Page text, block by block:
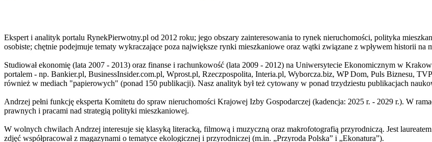
Ekspert i analityk portalu RynekPierwotny.pl od 2012 roku; jego obszary zainteresowania to rynek nieruchomości, polityka
osobiste; chętnie podejmuje tematy wykraczające poza największe rynki mieszkaniowe oraz wątki związane z wpływem historii na
Studiował ekonomię (lata 2007 - 2013) oraz finanse i rachunkowość (lata 2009 - 2012) na Uniwersytecie Ekonomicznym w
portalem - np. Bankier.pl, BusinessInsider.com.pl, Wprost.pl, Rzeczpospolita, Interia.pl, Wyborcza.biz, WP Dom, Puls Biznesu,
również w mediach "papierowych" (ponad 150 publikacji). Nasz analityk był też cytowany w ponad trzydziestu publikacjach
Andrzej pełni funkcję eksperta Komitetu do spraw nieruchomości Krajowej Izby Gospodarczej (kadencja: 2025 r. - 2029 r.). W
prawnych i pracami nad strategią polityki mieszkaniowej.
W wolnych chwilach Andrzej interesuje się klasyką literacką, filmową i muzyczną oraz makrofotografią przyrodniczą. Jest
zdjęć współpracował z magazynami o tematyce ekologicznej i przyrodniczej (m.in. „Przyroda Polska” i „Ekonatura”).